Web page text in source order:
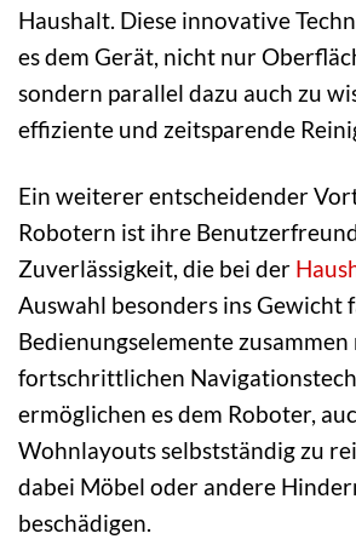
Haushalt. Diese innovative
es dem Gerät, nicht nur
sondern parallel dazu auch zu
effiziente und zeitsparende
Ein weiterer entscheidender
Robotern ist ihre
Zuverlässigkeit, die bei der
Auswahl besonders ins Gewicht
Bedienungselemente
fortschrittlichen
ermöglichen es dem Roboter,
Wohnlayouts selbstständig zu
dabei Möbel oder andere
beschädigen.